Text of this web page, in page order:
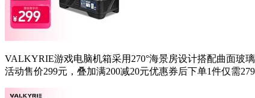
VALKYRIE游戏电脑机箱采用270°海景房设计搭配曲面玻
活动售价299元，叠加满200减20元优惠券后下单1件仅需